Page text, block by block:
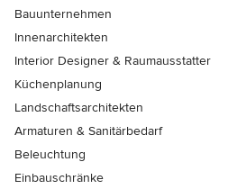
Bauunternehmen
Innenarchitekten
Interior Designer & Raumausstatter
Küchenplanung
Landschaftsarchitekten
Armaturen & Sanitärbedarf
Beleuchtung
Einbauschränke